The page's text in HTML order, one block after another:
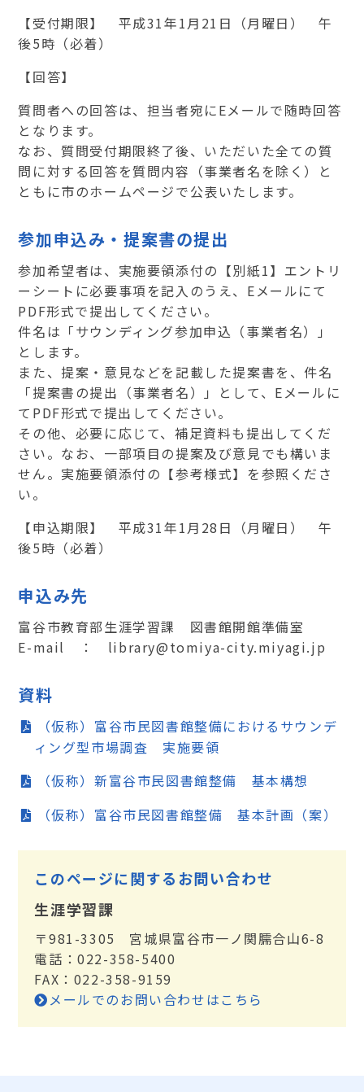
【受付期限】 平成31年1月21日（月曜日） 午
後5時（必着）
【回答】
質問者への回答は、担当者宛にEメールで随時回答
となります。
なお、質問受付期限終了後、いただいた全ての質
問に対する回答を質問内容（事業者名を除く）と
ともに市のホームページで公表いたします。
参加申込み・提案書の提出
参加希望者は、実施要領添付の【別紙1】エントリ
ーシートに必要事項を記入のうえ、Eメールにて
PDF形式で提出してください。
件名は「サウンディング参加申込（事業者名）」
とします。
また、提案・意見などを記載した提案書を、件名
「提案書の提出（事業者名）」として、Eメールに
てPDF形式で提出してください。
その他、必要に応じて、補足資料も提出してくだ
さい。なお、一部項目の提案及び意見でも構いま
せん。実施要領添付の【参考様式】を参照くださ
い。
【申込期限】 平成31年1月28日（月曜日） 午
後5時（必着）
申込み先
富谷市教育部生涯学習課 図書館開館準備室
E-mail ： library@tomiya-city.miyagi.jp
資料
（仮称）富谷市民図書館整備におけるサウンデ
ィング型市場調査 実施要領
（仮称）新富谷市民図書館整備 基本構想
（仮称）富谷市民図書館整備 基本計画（案）
このページに関するお問い合わせ
生涯学習課
〒981-3305 宮城県富谷市一ノ関臑合山6-8
電話：022-358-5400
FAX：022-358-9159
メールでのお問い合わせはこちら